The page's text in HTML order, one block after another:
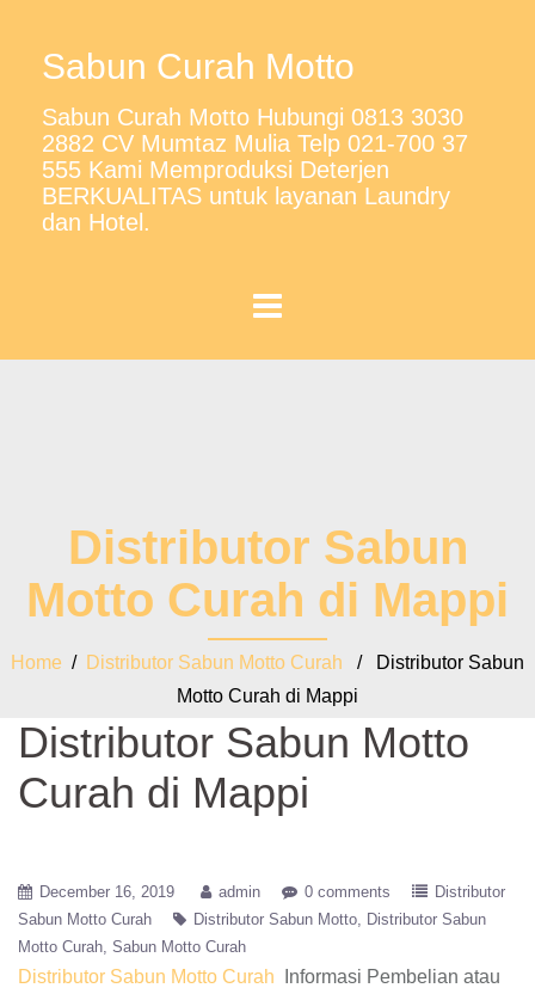
Sabun Curah Motto
Sabun Curah Motto Hubungi 0813 3030
2882 CV Mumtaz Mulia Telp 021-700 37
555 Kami Memproduksi Deterjen
BERKUALITAS untuk layanan Laundry
dan Hotel.
Distributor Sabun
Motto Curah di Mappi
Home / Distributor Sabun Motto Curah / Distributor Sabun
Motto Curah di Mappi
Distributor Sabun Motto
Curah di Mappi
December 16, 2019 admin 0 comments
Distributor
Sabun Motto Curah
Distributor Sabun Motto
Distributor Sabun
Motto Curah Sabun Motto Curah
Distributor Sabun Motto Curah
Informasi Pembelian atau